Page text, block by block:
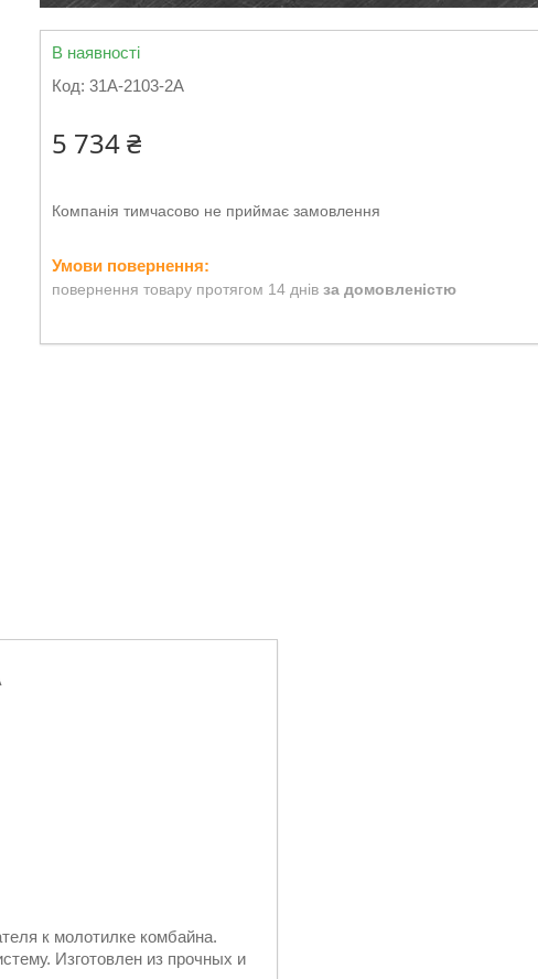
В наявності
Код: 31А-2103-2А
5 734 ₴
Компанія тимчасово не приймає замовлення
повернення товару протягом 14 днів за домовленістю
к молотилке комбайна.
Изготовлен из прочных и